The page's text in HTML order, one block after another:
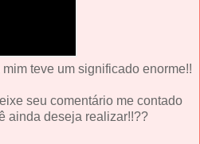
teve um significado enorme!!
seu comentário me contado
ainda deseja realizar!!??